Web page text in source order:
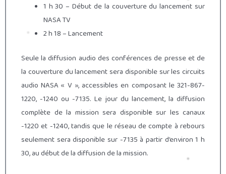
1 h 30 – Début de la couverture du lancement sur
NASA TV
2 h 18 – Lancement
Seule la diffusion audio des conférences de presse et de
la couverture du lancement sera disponible sur les circuits
audio NASA « V », accessibles en composant le 321-867-
1220, -1240 ou -7135. Le jour du lancement, la diffusion
complète de la mission sera disponible sur les canaux
-1220 et -1240, tandis que le réseau de compte à rebours
seulement sera disponible sur -7135 à partir d’environ 1 h
30, au début de la diffusion de la mission.